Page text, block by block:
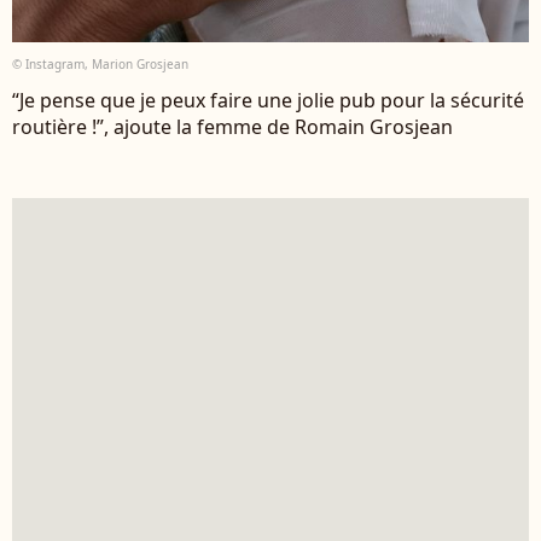
© Instagram, Marion Grosjean
“Je pense que je peux faire une jolie pub pour la sécurité
routière !”, ajoute la femme de Romain Grosjean